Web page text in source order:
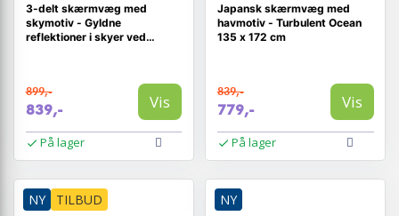
3-delt skærmvæg med
skymotiv - Gyldne
reflektioner i skyer ved
899,-
839,- Vis
På lager
Japansk skærmvæg med
havmotiv - Turbulent Ocean
135 x 172 cm
839,-
779,- Vis
På lager
NY TILBUD NY